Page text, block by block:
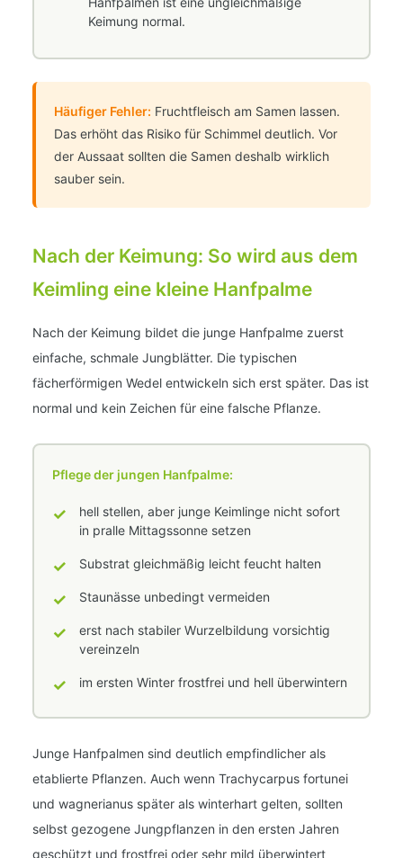
Keimung normal.
Häufiger Fehler: Fruchtfleisch am Samen lassen.
Das erhöht das Risiko für Schimmel deutlich. Vor
der Aussaat sollten die Samen deshalb wirklich
sauber sein.
Nach der Keimung: So wird aus dem
Keimling eine kleine Hanfpalme
Nach der Keimung bildet die junge Hanfpalme zuerst
einfache, schmale Jungblätter. Die typischen
fächerförmigen Wedel entwickeln sich erst später. Das ist
normal und kein Zeichen für eine falsche Pflanze.
Pflege der jungen Hanfpalme:
✓
hell stellen, aber junge Keimlinge nicht sofort
in pralle Mittagssonne setzen
✓ Substrat gleichmäßig leicht feucht halten
✓ Staunässe unbedingt vermeiden
✓
erst nach stabiler Wurzelbildung vorsichtig
vereinzeln
✓ im ersten Winter frostfrei und hell überwintern
Junge Hanfpalmen sind deutlich empfindlicher als
etablierte Pflanzen. Auch wenn Trachycarpus fortunei
und wagnerianus später als winterhart gelten, sollten
selbst gezogene Jungpflanzen in den ersten Jahren
geschützt und frostfrei oder sehr mild überwintert